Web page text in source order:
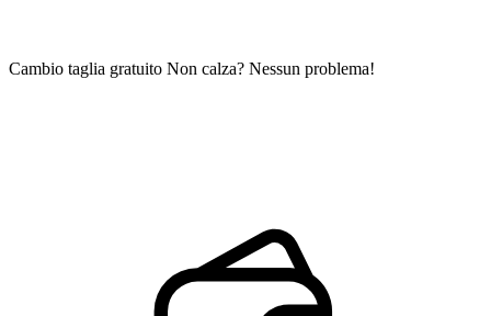
Cambio taglia gratuito Non calza? Nessun problema!